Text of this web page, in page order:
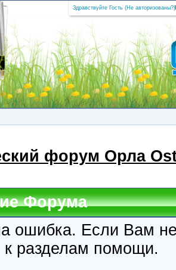
Здравствуйте Гость (Не авторизованы?
форум Орла
Форума
ошибка. Если Вам
к разделам помощи.